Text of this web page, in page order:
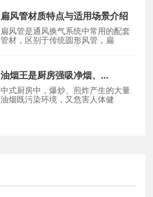
扁风管材质特点与适用场景介绍
扁风管是通风换气系统中常用的配套
管材，区别于传统圆形风管，扁
油烟王是厨房强吸净烟、...
中式厨房中，爆炒、煎炸产生的大量
油烟既污染环境，又危害人体健